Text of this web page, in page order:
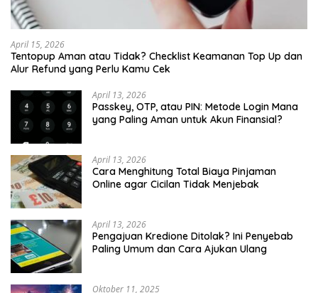
April 15, 2026
Tentopup Aman atau Tidak? Checklist Keamanan Top Up dan
Alur Refund yang Perlu Kamu Cek
April 13, 2026
Passkey, OTP, atau PIN: Metode Login Mana
yang Paling Aman untuk Akun Finansial?
April 13, 2026
Cara Menghitung Total Biaya Pinjaman
Online agar Cicilan Tidak Menjebak
April 13, 2026
Pengajuan Kredione Ditolak? Ini Penyebab
Paling Umum dan Cara Ajukan Ulang
Oktober 11, 2025